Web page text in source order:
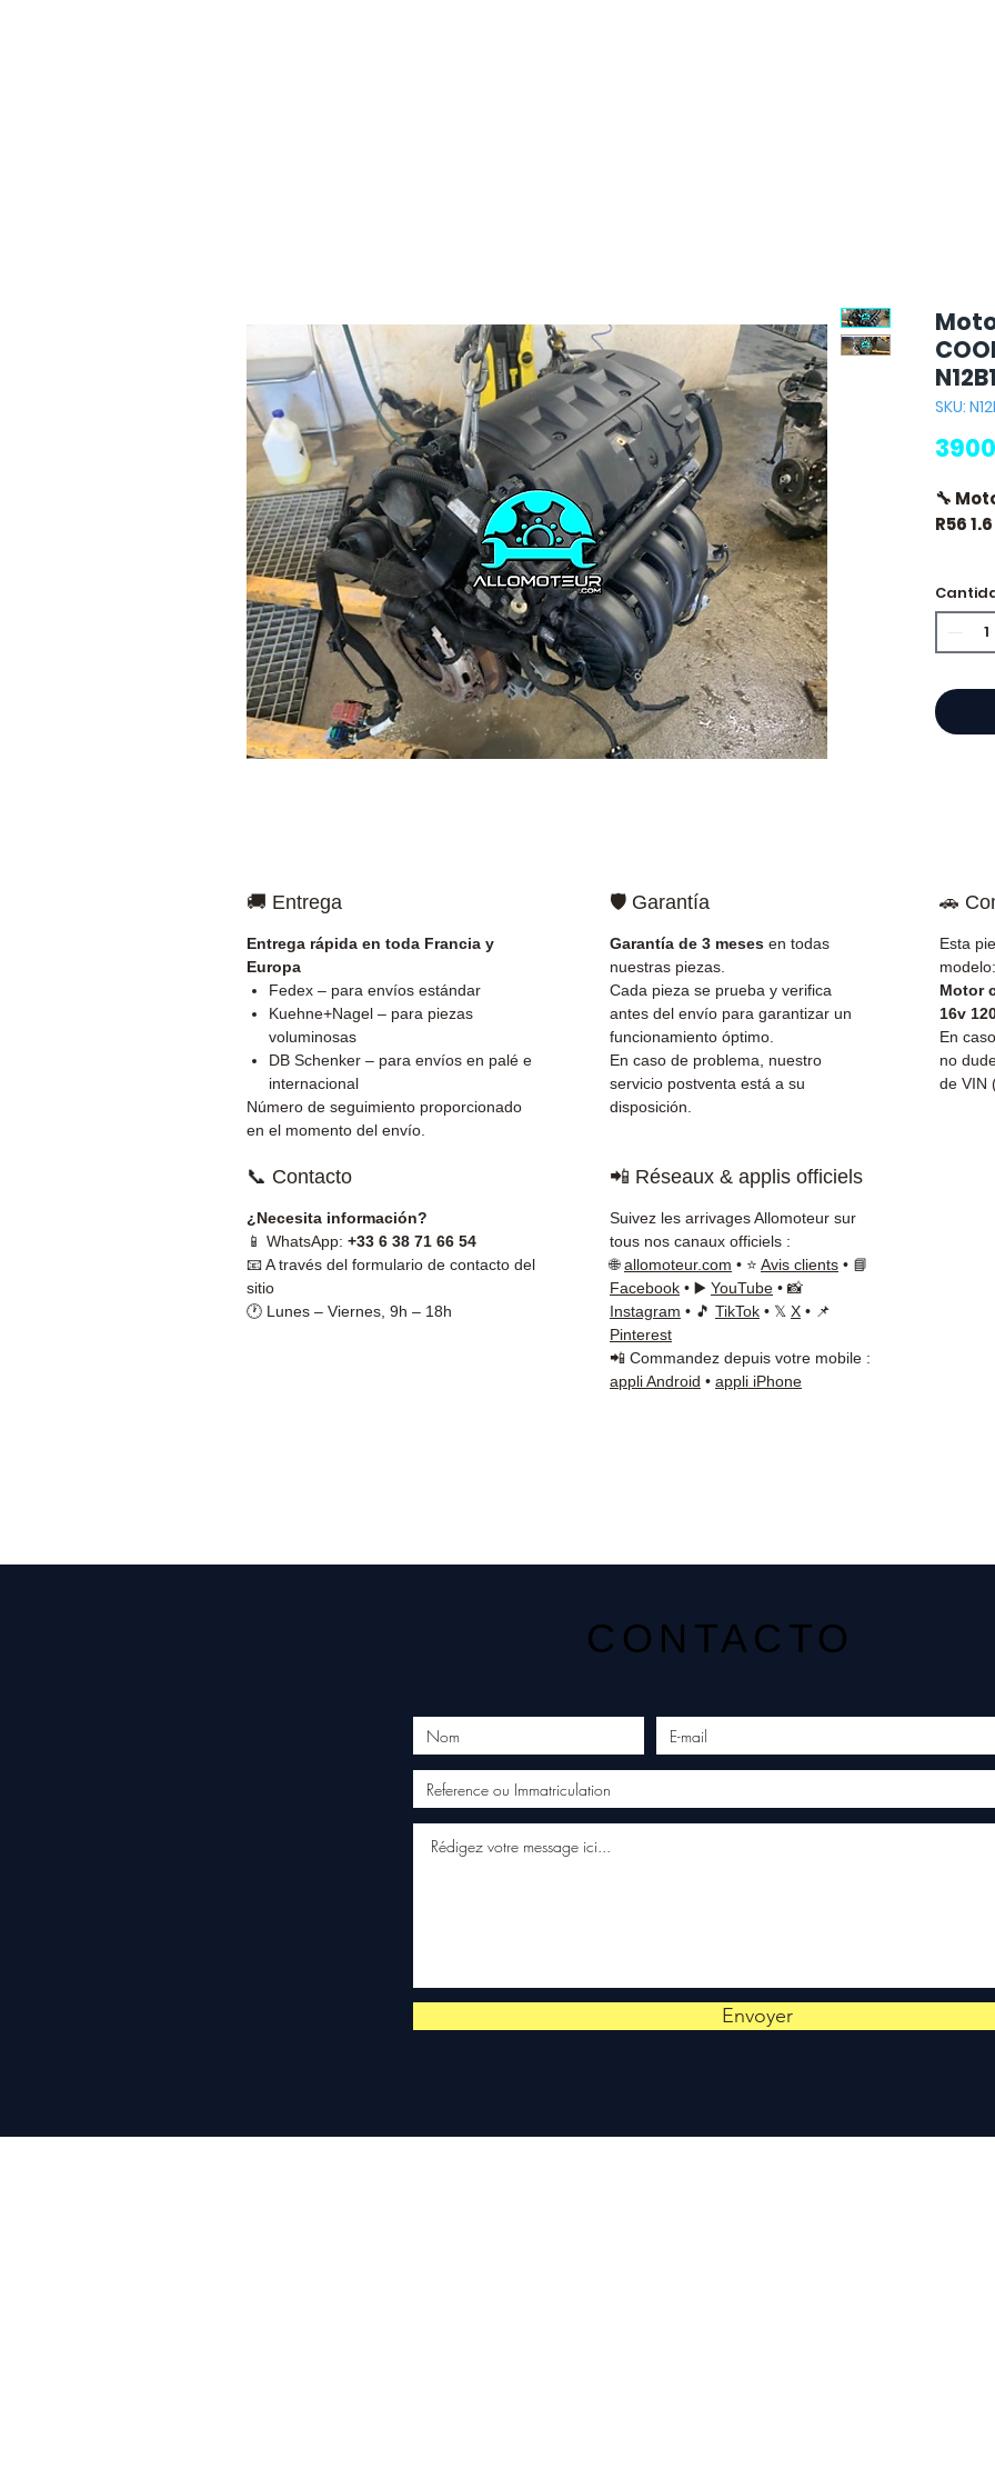
SKU:
🔧
R56
✅
antes
✅
✅
🚚 Entrega
Entrega rápida en toda Francia y
Europa
Fedex – para envíos estándar
Kuehne+Nagel – para piezas
voluminosas
DB Schenker – para envíos en palé e
internacional
Número de seguimiento proporcionado
en el momento del envío.
🛡️ Garantía
Garantía de 3 meses en todas
nuestras piezas.
Cada pieza se prueba y verifica
antes del envío para garantizar un
funcionamiento óptimo.
En caso de problema, nuestro
servicio postventa está a su
disposición.
🚗
Esta
modelo:
Motor
16v
En
no
de VIN
📞 Contacto
¿Necesita información?
📱 WhatsApp: +33 6 38 71 66 54
📧 A través del formulario de contacto del
sitio
🕐 Lunes – Viernes, 9h – 18h
📲 Réseaux & applis officiels
Suivez les arrivages Allomoteur sur
tous nos canaux officiels :
🌐allomoteur.com • ⭐ Avis clients • 📘
Facebook • ▶️ YouTube • 📸
Instagram • 🎵 TikTok • 𝕏 X • 📌
Pinterest
📲 Commandez depuis votre mobile :
appli Android • appli iPhone
CONTACTO
Envoyer